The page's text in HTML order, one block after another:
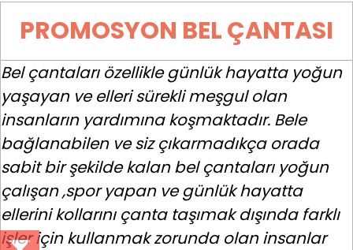
PROMOSYON BEL ÇANTASI
Bel çantaları özellikle günlük hayatta yoğun
yaşayan ve elleri sürekli meşgul olan
insanların yardımına koşmaktadır. Bele
bağlanabilen ve siz çıkarmadıkça orada
sabit bir şekilde kalan bel çantaları yoğun
çalışan ,spor yapan ve günlük hayatta
ellerini kollarını çanta taşımak dışında farklı
işler için kullanmak zorunda olan insanlar